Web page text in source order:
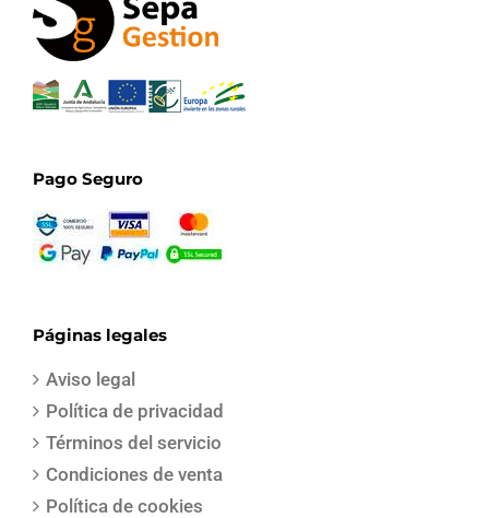
Pago Seguro
Páginas legales
Aviso legal
Política de privacidad
Términos del servicio
Condiciones de venta
Política de cookies